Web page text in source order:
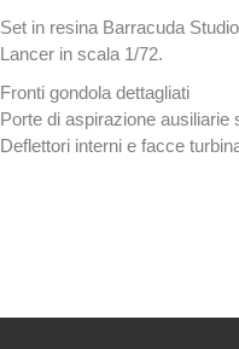
Set in resina Barracuda
Lancer in scala 1/72.
Fronti gondola dettagliati
Porte di aspirazione ausiliarie
Deflettori interni e facce